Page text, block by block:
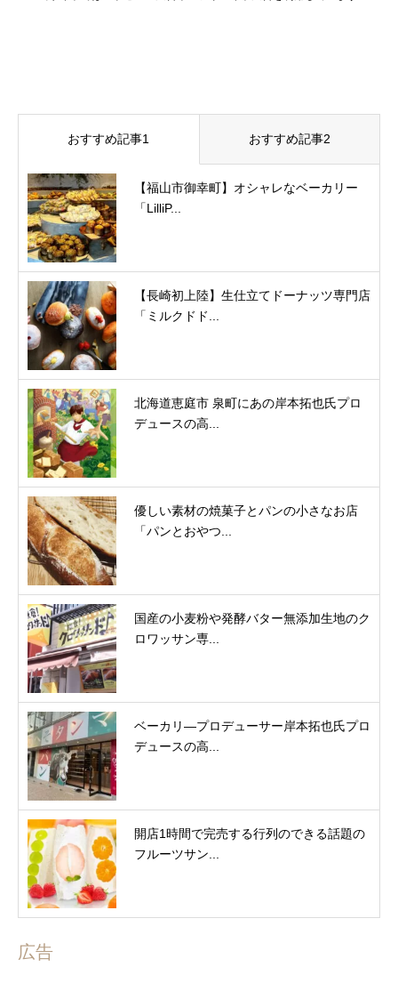
おすすめ記事1 おすすめ記事2
【福山市御幸町】オシャレなベーカリー
「LilliP...
【長崎初上陸】生仕立てドーナッツ専門店
「ミルクドド...
北海道恵庭市 泉町にあの岸本拓也氏プロ
デュースの高...
優しい素材の焼菓子とパンの小さなお店
「パンとおやつ...
国産の小麦粉や発酵バター無添加生地のク
ロワッサン専...
ベーカリ―プロデューサー岸本拓也氏プロ
デュースの高...
開店1時間で完売する行列のできる話題の
フルーツサン...
広告